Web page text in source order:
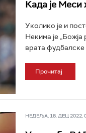
Када је
Уколико је и
Некима је
врата фудбалске
Прочитај
НЕДЕЉА, 18. ДЕЦ 2022,